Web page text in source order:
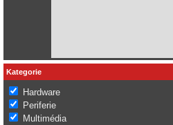
Kategorie
Hardware
Periferie
Multimédia